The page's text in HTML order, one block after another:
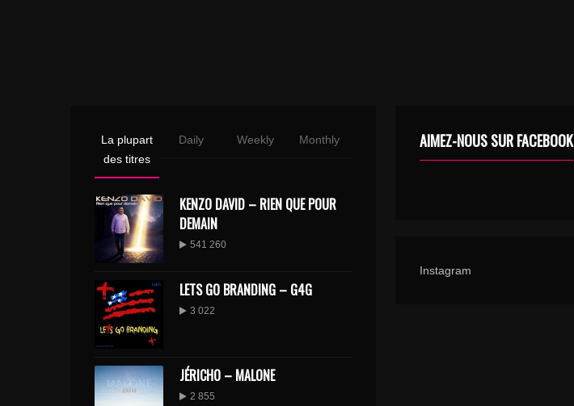
La plupart
des titres
Daily Weekly Monthly
KENZO DAVID – RIEN QUE POUR
DEMAIN
541 260
LETS GO BRANDING – G4G
3 022
JÉRICHO – MALONE
2 855
AIMEZ-NOUS SUR FACEBOOK
Instagram